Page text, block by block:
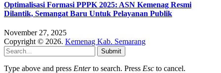
Optimalisasi Formasi PPPK 2025: ASN Kemenag Resmi
Dilantik, Semangat Baru Untuk Pelayanan Publik
November 27, 2025
Copyright © 2026. Kemenag Kab. Semarang
Submit
Type above and press Enterto search. Press Esc to cancel.